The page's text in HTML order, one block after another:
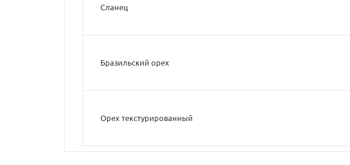
Сланец
Бразильский орех
Орех текстурированный